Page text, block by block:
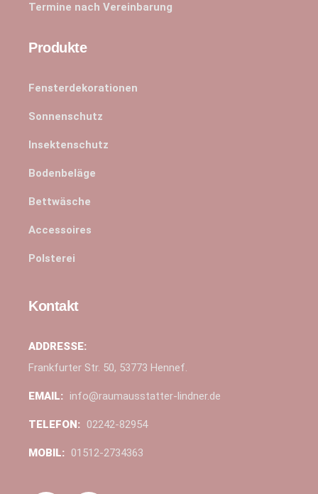
Termine nach Vereinbarung
Produkte
Fensterdekorationen
Sonnenschutz
Insektenschutz
Bodenbeläge
Bettwäsche
Accessoires
Polsterei
Kontakt
ADDRESSE:
Frankfurter Str. 50, 53773 Hennef.
EMAIL: info@raumausstatter-lindner.de
TELEFON: 02242-82954
MOBIL: 01512-2734363